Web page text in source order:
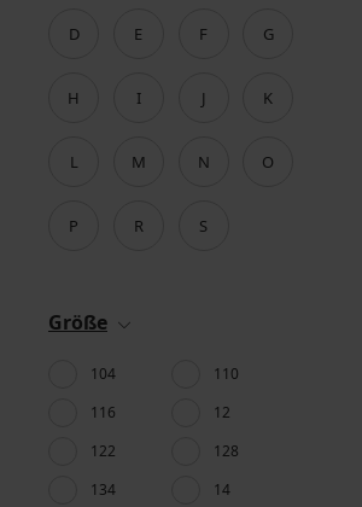
D E F G
H I J K
L M N O
P R S
Größe
104
110
116
12
122
128
134
14